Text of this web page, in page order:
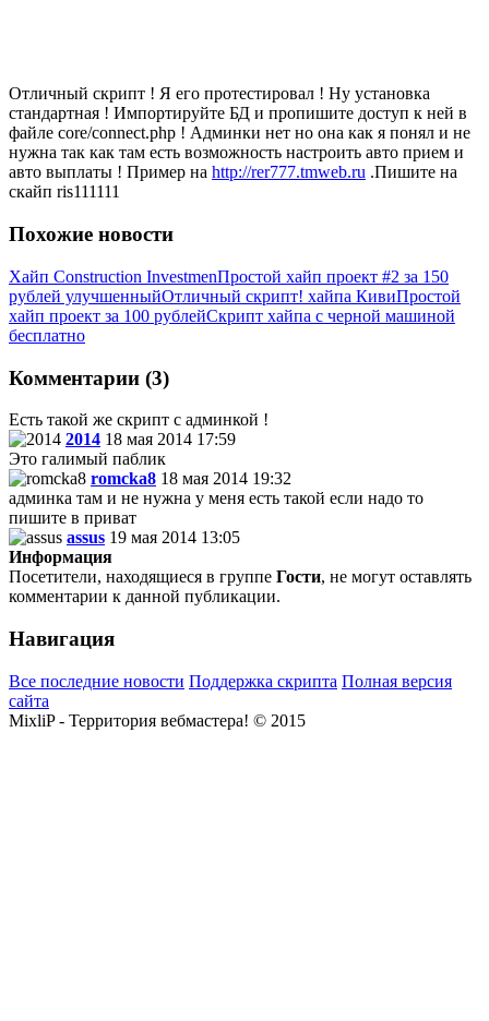
Отличный скрипт ! Я его протестировал ! Ну установка
стандартная ! Импортируйте БД и пропишите доступ к ней в
файле core/connect.php ! Админки нет но она как я понял и не
нужна так как там есть возможность настроить авто прием и
авто выплаты ! Пример на http://rer777.tmweb.ru .Пишите на
скайп ris111111
Похожие новости
Хайп Construction InvestmenПростой хайп проект #2 за 150
рублей улучшенныйОтличный скрипт! хайпа КивиПростой
хайп проект за 100 рублейСкрипт хайпа с черной машиной
бесплатно
Комментарии (3)
Есть такой же скрипт с админкой !
2014 18 мая 2014 17:59
Это галимый паблик
romcka8 18 мая 2014 19:32
админка там и не нужна у меня есть такой если надо то
пишите в приват
assus 19 мая 2014 13:05
Информация
Посетители, находящиеся в группе Гости, не могут оставлять
комментарии к данной публикации.
Навигация
Все последние новости Поддержка скрипта Полная версия
сайта
MixliP - Территория вебмастера! © 2015